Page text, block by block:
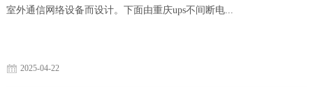
室外通信网络设备而设计。下面由重庆ups不间断电...
2025-04-22